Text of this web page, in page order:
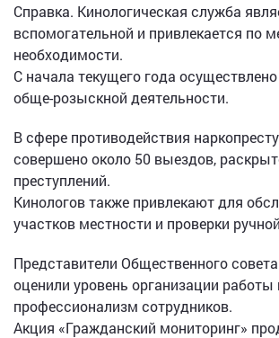
Справка. Кинологическая служба
вспомогательной и привлекается по
необходимости.
С начала текущего года
обще-розыскной деятельности.
В сфере противодействия
совершено около 50 выездов,
преступлений.
Кинологов также привлекают для
участков местности и проверки
Представители Общественного
оценили уровень организации работы
профессионализм сотрудников.
Акция «Гражданский мониторинг»